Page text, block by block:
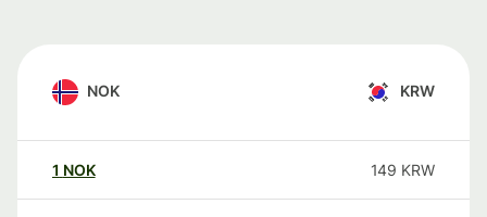
NOK KRW
1 NOK 149 KRW